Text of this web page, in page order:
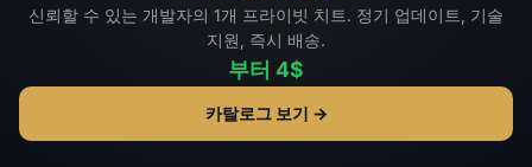
신뢰할 수 있는 개발자의 1개 프라이빗 치트. 정기 업데이트, 기술
지원, 즉시 배송.
부터 4$
카탈로그 보기 →